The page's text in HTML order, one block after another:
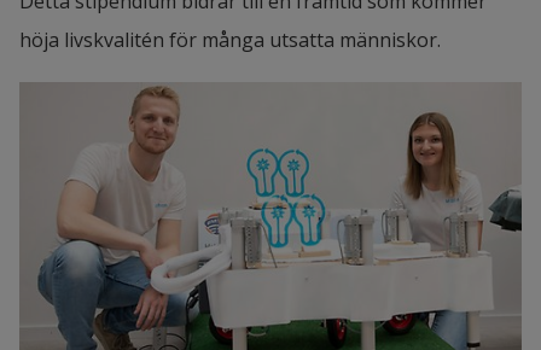
höja livskvalitén för många utsatta människor.